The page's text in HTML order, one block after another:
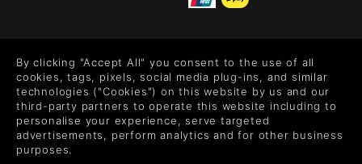
Level up your inbox: Get emails for new releases, sales,
wishlists, and XP offers on games.
By entering your email you agree to receive marketing emails from
By clicking "Accept All" you consent to the use of all
cookies, tags, pixels, social media plug-ins, and similar
technologies ("Cookies") on this website by us and our
third-party partners to operate this website including to
personalise your experience, serve targeted
advertisements, perform analytics and for other business
purposes.